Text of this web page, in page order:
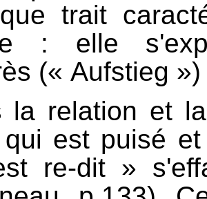
trait
: elle
(« Aufstieg
la relation et
est puisé
re-dit »